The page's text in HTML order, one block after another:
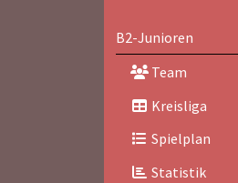
B2-Junioren
Team
Kreisliga
Spielplan
Statistik